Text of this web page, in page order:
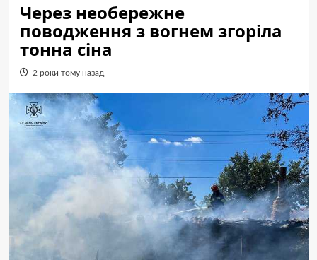
Через необережне
поводження з вогнем згоріла
тонна сіна
2 роки тому назад